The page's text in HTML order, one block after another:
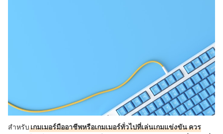
สำหรับเกมเมอร์มืออาชีพหรือเกมเมอร์ทั่วไปที่เล่นเกมแข่งขัน ควร